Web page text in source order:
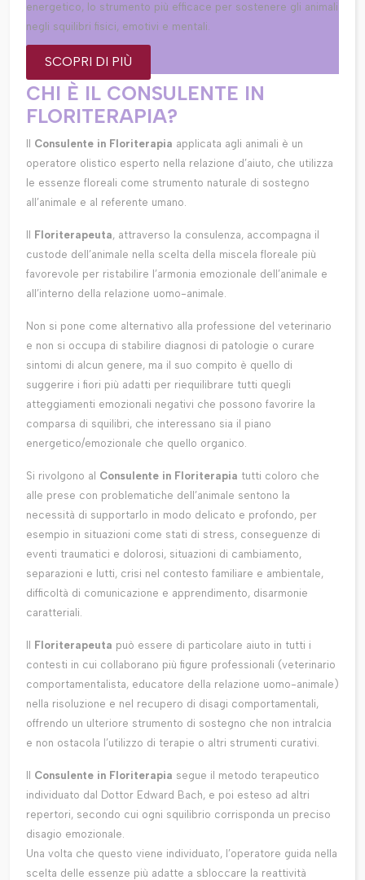
energetico, lo strumento più efficace per sostenere gli animali
negli squilibri fisici, emotivi e mentali.
SCOPRI DI PIÙ
CHI È IL CONSULENTE IN
FLORITERAPIA?
Consulente in Floriterapia applicata agli animali è un
operatore olistico esperto nella relazione d’aiuto, che utilizza
le essenze floreali come strumento naturale di sostegno
all’animale e al referente umano.
Floriterapeuta, attraverso la consulenza, accompagna il
custode dell’animale nella scelta della miscela floreale più
favorevole per ristabilire l’armonia emozionale dell’animale e
all’interno della relazione uomo-animale.
Non si pone come alternativo alla professione del veterinario
e non si occupa di stabilire diagnosi di patologie o curare
sintomi di alcun genere, ma il suo compito è quello di
suggerire i fiori più adatti per riequilibrare tutti quegli
atteggiamenti emozionali negativi che possono favorire la
comparsa di squilibri, che interessano sia il piano
energetico/emozionale che quello organico.
Si rivolgono al Consulente in Floriterapia tutti coloro che
alle prese con problematiche dell’animale sentono la
necessità di supportarlo in modo delicato e profondo, per
esempio in situazioni come stati di stress, conseguenze di
eventi traumatici e dolorosi, situazioni di cambiamento,
separazioni e lutti, crisi nel contesto familiare e ambientale,
difficoltà di comunicazione e apprendimento, disarmonie
caratteriali.
Floriterapeuta può essere di particolare aiuto in tutti i
contesti in cui collaborano più figure professionali (veterinario
comportamentalista, educatore della relazione uomo-animale)
nella risoluzione e nel recupero di disagi comportamentali,
offrendo un ulteriore strumento di sostegno che non intralcia
e non ostacola l’utilizzo di terapie o altri strumenti curativi.
Consulente in Floriterapia segue il metodo terapeutico
individuato dal Dottor Edward Bach, e poi esteso ad altri
repertori, secondo cui ogni squilibrio corrisponda un preciso
disagio emozionale.
Una volta che questo viene individuato, l’operatore guida nella
scelta delle essenze più adatte a sbloccare la reattività